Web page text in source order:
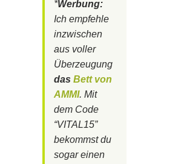
*Werbung:
Ich empfehle
inzwischen
aus voller
Überzeugung
das Bett von
AMMI. Mit
dem Code
“VITAL15”
bekommst du
sogar einen